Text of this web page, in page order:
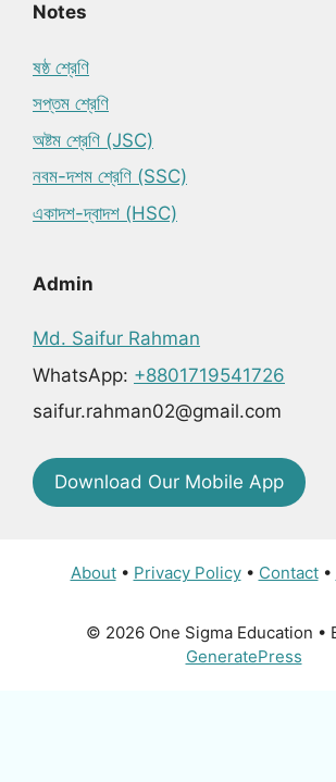
Notes
ষষ্ঠ শ্রেণি
সপ্তম শ্রেণি
অষ্টম শ্রেণি (JSC)
নবম-দশম শ্রেণি (SSC)
একাদশ-দ্বাদশ (HSC)
Admin
Md. Saifur Rahman
WhatsApp: +8801719541726
saifur.rahman02@gmail.com
Download Our Mobile App
About• Privacy Policy• Contact•
© 2026 One Sigma Education •
GeneratePress